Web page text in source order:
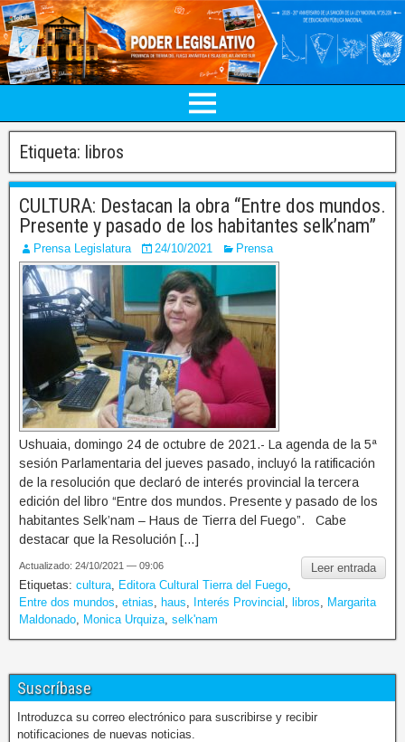
Etiqueta: libros
CULTURA: Destacan la obra “Entre dos mundos.
Presente y pasado de los habitantes selk’nam”
Prensa Legislatura 24/10/2021 Prensa
Ushuaia, domingo 24 de octubre de 2021.- La agenda de la 5ª
sesión Parlamentaria del jueves pasado, incluyó la ratificación
de la resolución que declaró de interés provincial la tercera
edición del libro “Entre dos mundos. Presente y pasado de los
habitantes Selk’nam – Haus de Tierra del Fuego”. Cabe
destacar que la Resolución […]
Leer entrada
Actualizado: 24/10/2021 — 09:06
Etiquetas: cultura Editora Cultural Tierra del Fuego
Entre dos mundos etnias haus Interés Provincial libros
Margarita
Maldonado
Monica Urquiza selk'nam
Suscríbase
Introduzca su correo electrónico para suscribirse y recibir
notificaciones de nuevas noticias.